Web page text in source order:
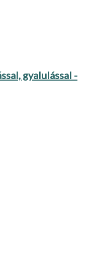
gyalulással -